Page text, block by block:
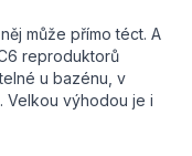
může přímo téct. A
reproduktorů
u bazénu, v
Velkou výhodou je i